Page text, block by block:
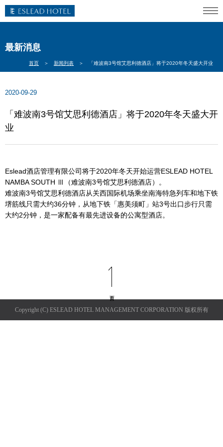
最新消息
首页 ＞ 新闻列表 ＞ 「难波南3号馆艾思利德酒店」将于2020年冬天盛大开业
2020-09-29
「难波南3号馆艾思利德酒店」将于2020年冬天盛大开
业
Eslead酒店管理有限公司将于2020年冬天开始运营ESLEAD HOTEL
NAMBA SOUTH Ⅲ（难波南3号馆艾思利德酒店）。
难波南3号馆艾思利德酒店从关西国际机场乘坐南海特急列车和地下铁
堺筋线只需大约36分钟，从地下铁「惠美须町」站3号出口步行只需
大约2分钟，是一家配备有最先进设备的公寓型酒店。
Copyright (C) ESLEAD HOTEL MANAGEMENT CORPORATION 版权所有